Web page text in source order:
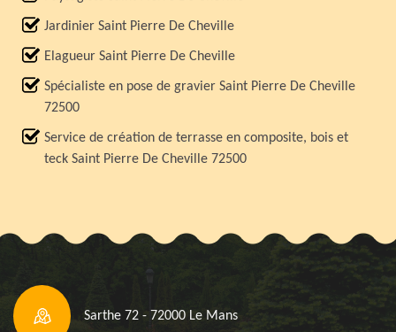
Jardinier Saint Pierre De Cheville
Elagueur Saint Pierre De Cheville
Spécialiste en pose de gravier Saint Pierre De Cheville
72500
Service de création de terrasse en composite, bois et
teck Saint Pierre De Cheville 72500
Sarthe 72 - 72000 Le Mans